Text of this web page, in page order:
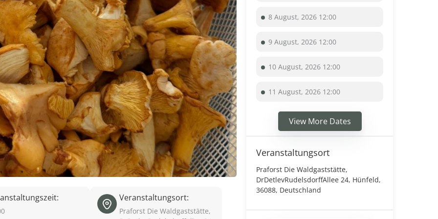
Veranstaltungsort:
Praforst Die Waldgaststätte,
8 August, 2026 12:00
9 August, 2026 12:00
10 August, 2026 12:00
11 August, 2026 12:00
View More Dates
Veranstaltungsort
Praforst Die Waldgaststätte,
DrDetlevRudelsdorffAllee 24, Hünfeld,
36088, Deutschland